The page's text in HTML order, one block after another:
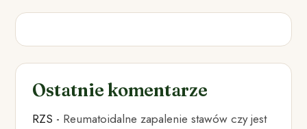
Ostatnie komentarze
RZS - Reumatoidalne zapalenie stawów czy jest